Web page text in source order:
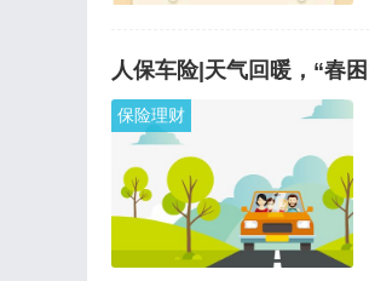
人保车险|天气回暖，“春
保险理财